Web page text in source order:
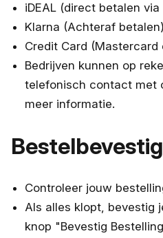
iDEAL (direct betalen
Klarna (Achteraf betalen)
Credit Card (Mastercard
Bedrijven kunnen op
telefonisch contact met
meer informatie.
Controleer jouw
Als alles klopt, bevestig
knop "Bevestig